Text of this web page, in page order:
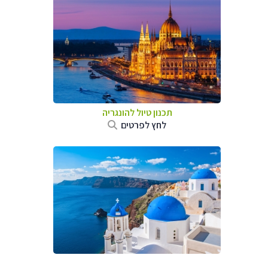
תכנון טיול להונגריה
לחץ לפרטים